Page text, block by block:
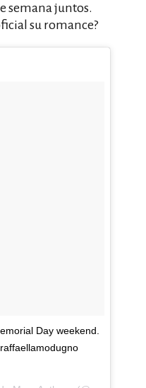
semana juntos.
su romance?
Day weekend.